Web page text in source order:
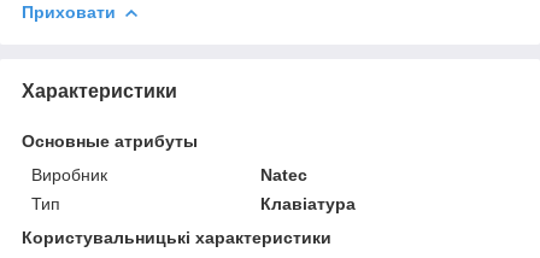
Приховати
Характеристики
Основные атрибуты
Виробник
Natec
Тип
Клавіатура
Користувальницькі характеристики